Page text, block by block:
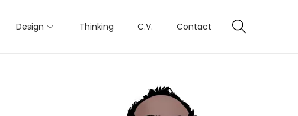
Design Thinking C.V. Contact